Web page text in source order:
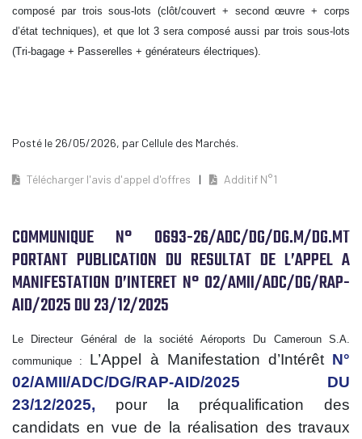
composé par trois sous-lots (clôt/couvert + second œuvre + corps
d’état techniques), et que lot 3 sera composé aussi par trois sous-lots
(Tri-bagage + Passerelles + générateurs électriques).
Posté le 26/05/2026, par Cellule des Marchés.
Télécharger l'avis d'appel d'offres Additif N°1
COMMUNIQUE N° 0693-26/ADC/DG/DG.M/DG.MT
PORTANT PUBLICATION DU RESULTAT DE L’APPEL A
MANIFESTATION D’INTERET N° 02/AMII/ADC/DG/RAP-
AID/2025 DU 23/12/2025
Le Directeur Général de la société Aéroports Du Cameroun S.A.
communique : L’Appel à Manifestation d’Intérêt N°
02/AMII/ADC/DG/RAP-AID/2025 DU
23/12/2025, pour la préqualification des
candidats en vue de la réalisation des travaux